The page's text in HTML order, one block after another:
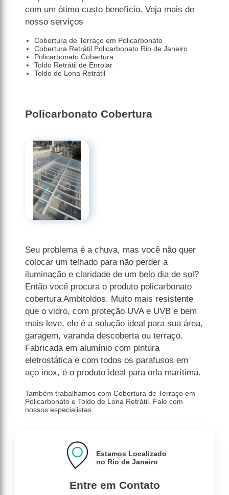
com um ótimo custo benefício. Veja mais de
nosso serviços
Cobertura de Terraço em Policarbonato
Cobertura Retrátil Policarbonato Rio de Janeiro
Policarbonato Cobertura
Toldo Retrátil de Enrolar
Toldo de Lona Retrátil
Policarbonato Cobertura
Seu problema é a chuva, mas você não quer
colocar um telhado para não perder a
iluminação e claridade de um belo dia de sol?
Então você procura o produto policarbonato
cobertura Ambitoldos. Muito mais resistente
que o vidro, com proteção UVA e UVB e bem
mais leve, ele é a solução ideal para sua área,
garagem, varanda descoberta ou terraço.
Fabricada em alumínio com pintura
eletrostática e com todos os parafusos em
aço inox, é o produto ideal para orla marítima.
Também trabalhamos com Cobertura de Terraço em
Policarbonato e Toldo de Lona Retrátil. Fale com
nossos especialistas.
Entre em Contato
Estamos Localizado
no Rio de Janeiro